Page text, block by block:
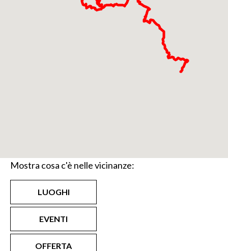
Mostra cosa c'è nelle vicinanze:
LUOGHI
EVENTI
OFFERTA